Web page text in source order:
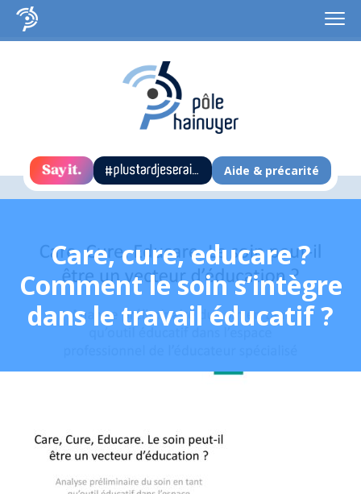
Aide & précarité
Care, cure, educare ?
Comment le soin s’intègre
dans le travail éducatif ?